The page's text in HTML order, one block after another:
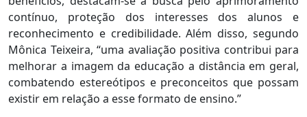
contínuo, proteção dos interesses dos alunos e
reconhecimento e credibilidade. Além disso, segundo
Mônica Teixeira, “uma avaliação positiva contribui para
melhorar a imagem da educação a distância em geral,
combatendo estereótipos e preconceitos que possam
existir em relação a esse formato de ensino.”